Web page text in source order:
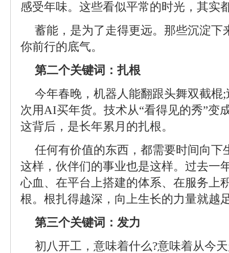
感受年味。这些看似平常的时光，其实
蓄能，是为了走得更远。那些沉淀下
你前行的底气。
第二个关键词：扎根
今年春晚，机器人能翻跟头舞双截棍
次用AI买年货。技术从“看得见的秀”
这背后，是长年累月的扎根。
任何有价值的东西，都需要时间向下
这样，伙伴们的事业也是这样。过去一
心血、在平台上搭建的体系、在服务上
根。根扎得越深，向上生长的力量就越
第三个关键词：发力
初八开工，意味着什么?意味着从今